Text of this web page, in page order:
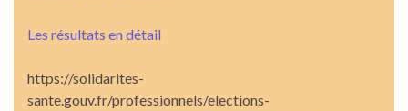
Les résultats en détail
https://solidarites-
sante.gouv.fr/professionnels/elections-